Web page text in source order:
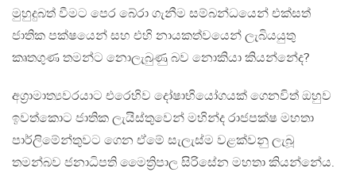
මුහුදුබත් වීමට පෙර බේරා ගැනීම සම්බන්ධයෙන් එක්සත්
ජාතික පක්ෂයෙන් සහ එහි නායකත්වයෙන් ලැබියයුතු
කෘතගුණ තමන්ට නොලැබුණු බව නොකියා කියන්නේද?
අග්‍රාමාත්‍යවරයාට එරෙහිව දෝෂාභියෝගයක් ගෙනවිත් ඔහුව
ඉවත්කොට ජාතික ලැයිස්තුවෙන් මහින්ද රාජපක්ෂ මහතා
පාර්ලිමේන්තුවට ගෙන ඒමේ සැලැස්ම වළක්වනු ලැබූ
තමන්බව ජනාධිපති මෛත්‍රිපාල සිරිසේන මහතා කියන්නේය.